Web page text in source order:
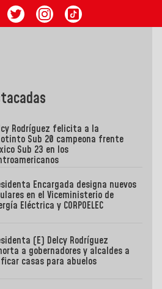
Rodríguez felicita a la
Sub 20 campeona frente
Sub 23 en los
Encargada designa nuevos
en el Viceministerio de
Eléctrica y CORPOELEC
(E) Delcy Rodríguez
a gobernadores y alcaldes a
casas para abuelos